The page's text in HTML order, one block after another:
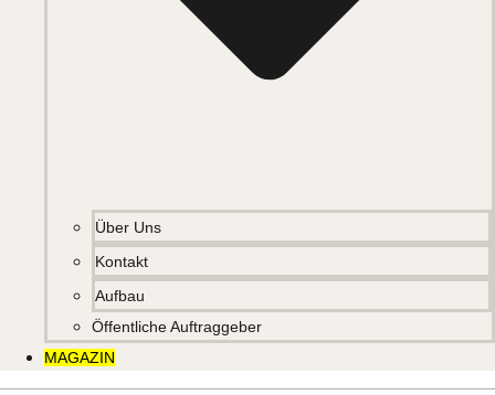
Über Uns
Kontakt
Aufbau
Öffentliche Auftraggeber
MAGAZIN